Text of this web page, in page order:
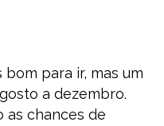
para ir, mas um
a dezembro.
as chances de